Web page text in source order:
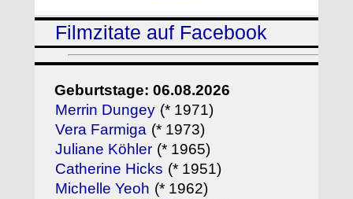
Filmzitate auf Facebook
Geburtstage: 06.08.2026
Merrin Dungey (* 1971)
Vera Farmiga (* 1973)
Juliane Köhler (* 1965)
Catherine Hicks (* 1951)
Michelle Yeoh (* 1962)